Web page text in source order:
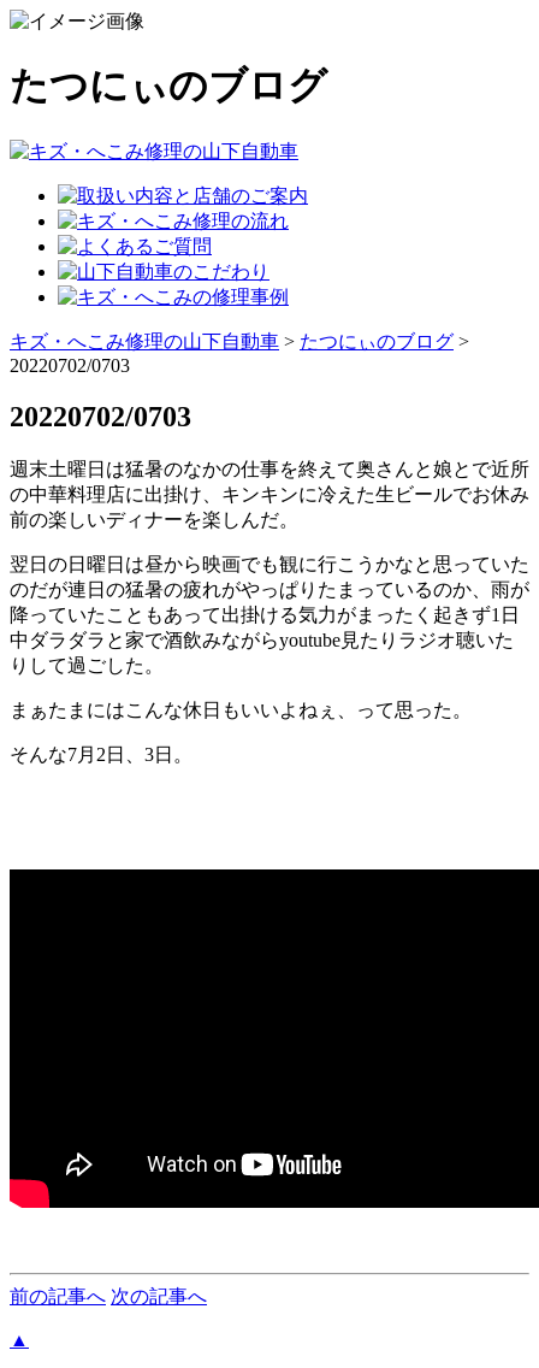
たつにぃのブログ
キズ・へこみ修理の山下自動車 > たつにぃのブログ >
20220702/0703
20220702/0703
週末土曜日は猛暑のなかの仕事を終えて奥さんと娘とで近所
の中華料理店に出掛け、キンキンに冷えた生ビールでお休み
前の楽しいディナーを楽しんだ。
翌日の日曜日は昼から映画でも観に行こうかなと思っていた
のだが連日の猛暑の疲れがやっぱりたまっているのか、雨が
降っていたこともあって出掛ける気力がまったく起きず1日
中ダラダラと家で酒飲みながらyoutube見たりラジオ聴いた
りして過ごした。
まぁたまにはこんな休日もいいよねぇ、って思った。
そんな7月2日、3日。
前の記事へ 次の記事へ
▲